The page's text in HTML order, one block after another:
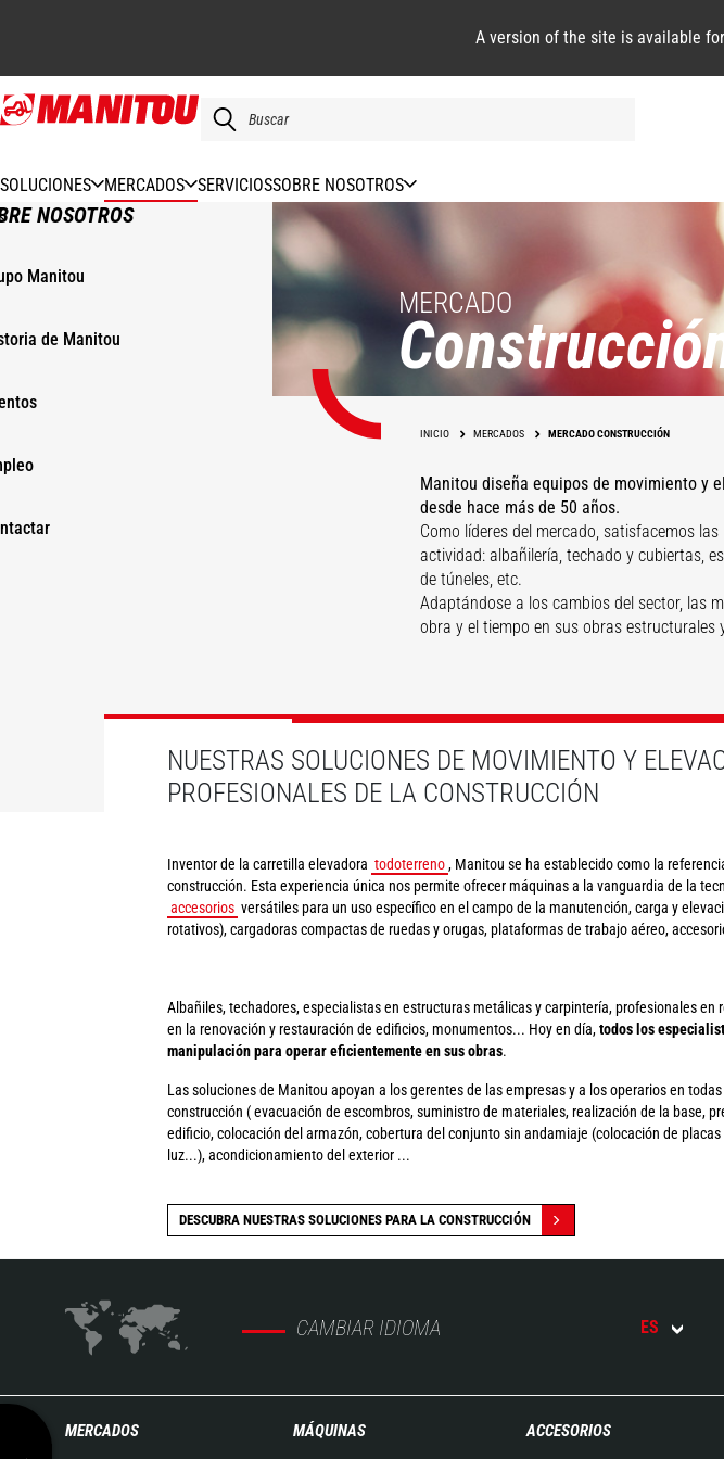
Pasar
al
A version of the site is available
SOLUCIONES MERCADOS SERVICIOSSOBRE NOSOTROS
NOSOTROS
Manitou
de Manitou
MERCADO
INICIO MERCADOS MERCADO CONSTRUCCIÓN
Manitou diseña equipos de movimiento y
desde hace más de 50 años.
Como líderes del mercado, satisfacemos
actividad: albañilería, techado y cubiertas,
de túneles, etc.
Adaptándose a los cambios del sector, las
obra y el tiempo en sus obras estructurales
Cobertura y
techado
Renovación
urbana
NUESTRAS SOLUCIONES DE MOVIMIENTO Y
PROFESIONALES DE LA CONSTRUCCIÓN
Inventor de la carretilla elevadora todoterreno , Manitou se ha establecido como la
construcción. Esta experiencia única nos permite ofrecer máquinas a la vanguardia de la
accesorios versátiles para un uso específico en el campo de la manutención, carga y
rotativos), cargadoras compactas de ruedas y orugas, plataformas de trabajo aéreo,
Albañiles, techadores, especialistas en estructuras metálicas y carpintería, profesionales
en la renovación y restauración de edificios, monumentos... Hoy en día,todos los
manipulación para operar eficientemente en sus obras.
Las soluciones de Manitou apoyan a los gerentes de las empresas y a los operarios en
construcción ( evacuación de escombros, suministro de materiales, realización de la base,
edificio, colocación del armazón, cobertura del conjunto sin andamiaje (colocación de
luz...), acondicionamiento del exterior ...
DESCUBRA NUESTRAS SOLUCIONES PARA LA CONSTRUCCIÓN
CAMBIAR IDIOMA ES
MERCADOS MÁQUINAS ACCESORIOS